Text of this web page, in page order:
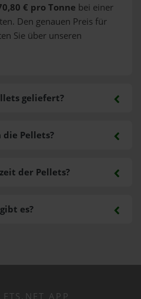
€ pro Tonne bei einer
Den genauen Preis für
Sie über unseren
geliefert?
es?
Pellets?
der Pellets?
APP